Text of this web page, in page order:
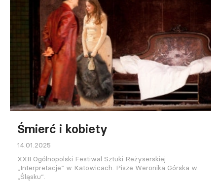
Śmierć i kobiety
14.01.2025
XXII Ogólnopolski Festiwal Sztuki Reżyserskiej
„Interpretacje” w Katowicach. Pisze Weronika Górska w
„Śląsku”.